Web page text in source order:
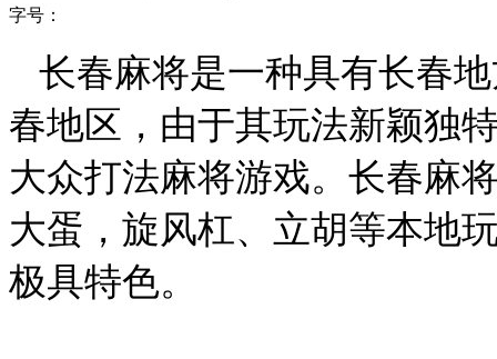
字号：
长春麻将是一种具有长春
春地区，由于其玩法新颖独
大众打法麻将游戏。长春麻
大蛋，旋风杠、立胡等本地
极具特色。